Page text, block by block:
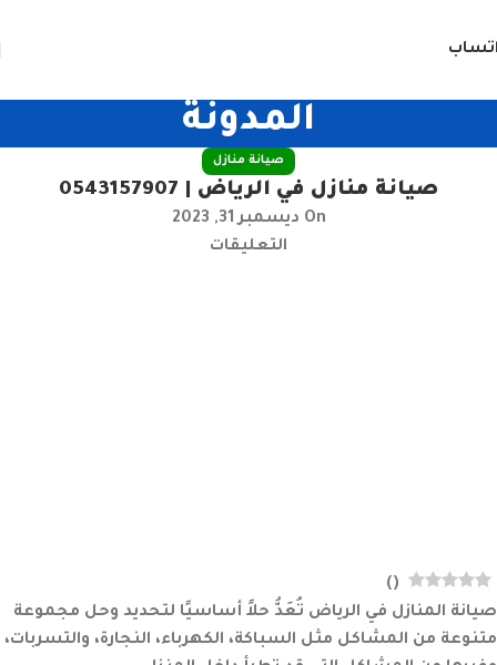
المدونة
صيانة منازل
صيانة منازل في الرياض | 0543157907
On ديسمبر 31, 2023
التعليقات
(
)
صيانة المنازل في الرياض تُعَدُّ حلاً أساسيًا لتحديد وحل مجموعة
متنوعة من المشاكل مثل السباكة، الكهرباء، النجارة، والتسربات،